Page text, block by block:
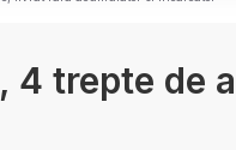
4 trepte de